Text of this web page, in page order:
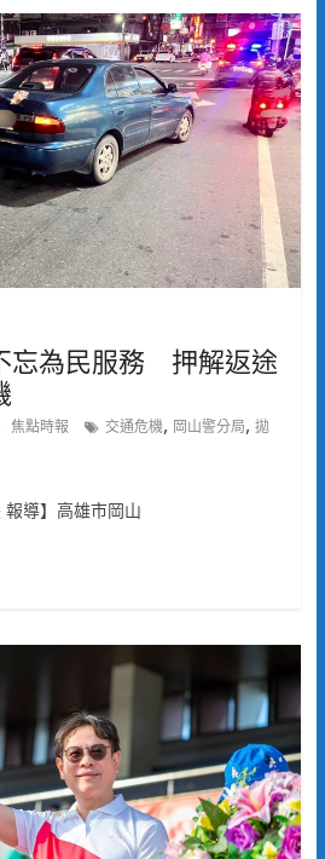
忘為民服務 押解返途
焦點時報 交通危機, 岡山警分局, 拋
報導】高雄市岡山